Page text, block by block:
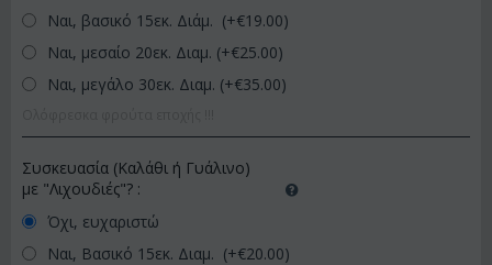
Ναι, βασικό 15εκ. Διάμ. (+€19.00)
Ναι, μεσαίο 20εκ. Διαμ. (+€25.00)
Ναι, μεγάλο 30εκ. Διαμ. (+€35.00)
Συσκευασία (Καλάθι ή Γυάλινο)
με "Λιχουδιές"? :
Όχι, ευχαριστώ
Ναι, Βασικό 15εκ. Διαμ. (+€20.00)